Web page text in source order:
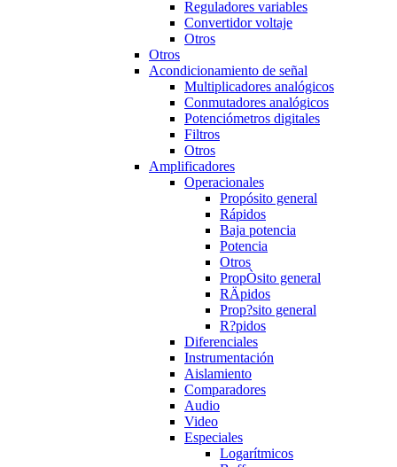
Reguladores variables
Convertidor voltaje
Otros
Otros
Acondicionamiento de señal
Multiplicadores analógicos
Conmutadores analógicos
Potenciómetros digitales
Filtros
Otros
Amplificadores
Operacionales
Propósito general
Rápidos
Baja potencia
Potencia
Otros
PropÒsito general
RÄpidos
Prop?sito general
R?pidos
Diferenciales
Instrumentación
Aislamiento
Comparadores
Audio
Video
Especiales
Logarítmicos